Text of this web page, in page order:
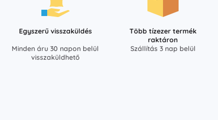
Egyszerű visszaküldés
Minden áru 30 napon belül
visszaküldhető
Több tízezer termék
raktáron
Szállítás 3 nap belül